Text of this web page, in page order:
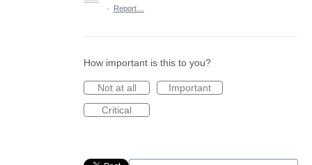
·
Report…
How important is this to you?
Not at all
Important
Critical